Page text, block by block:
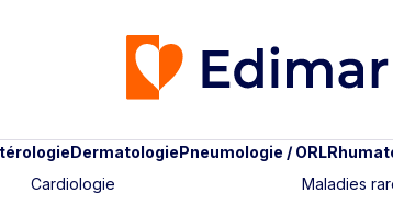
DermatologiePneumologie / ORL
Cardiologie Maladies